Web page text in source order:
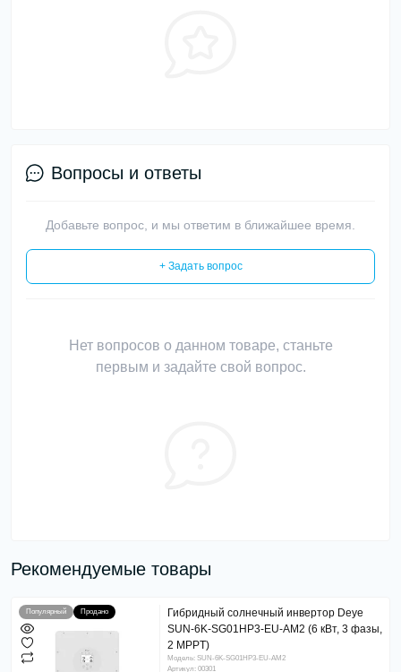
Вопросы и ответы
Добавьте вопрос, и мы ответим в ближайшее время.
+ Задать вопрос
Нет вопросов о данном товаре, станьте
первым и задайте свой вопрос.
Рекомендуемые товары
Популярный Продано
Гибридный солнечный инвертор Deye
SUN-6K-SG01HP3-EU-AM2 (6 кВт, 3 фазы,
2 MPPT)
Модель: SUN-6K-SG01HP3-EU-AM2
Артикул: 00301